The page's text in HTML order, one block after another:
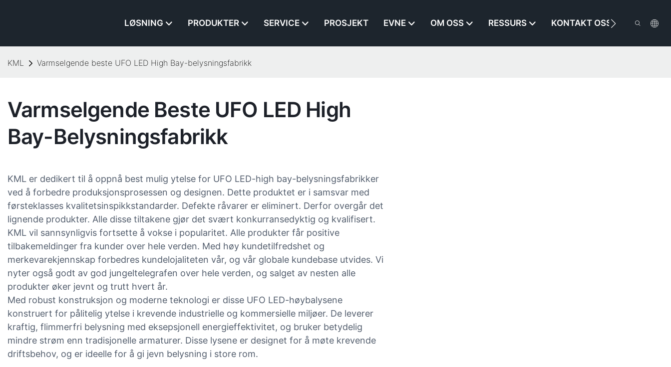
LØSNING PRODUKTER SERVICE PROSJEKT EVNE OM OSS RESSURS KONTAKT OSS
KML Varmselgende beste UFO LED High Bay-belysningsfabrikk
Varmselgende Beste UFO LED High
Bay-Belysningsfabrikk
KML er dedikert til å oppnå best mulig ytelse for UFO LED-high bay-belysningsfabrikker
ved å forbedre produksjonsprosessen og designen. Dette produktet er i samsvar med
førsteklasses kvalitetsinspikkstandarder. Defekte råvarer er eliminert. Derfor overgår det
lignende produkter. Alle disse tiltakene gjør det svært konkurransedyktig og kvalifisert.
KML vil sannsynligvis fortsette å vokse i popularitet. Alle produkter får positive
tilbakemeldinger fra kunder over hele verden. Med høy kundetilfredshet og
merkevarekjennskap forbedres kundelojaliteten vår, og vår globale kundebase utvides. Vi
nyter også godt av god jungeltelegrafen over hele verden, og salget av nesten alle
produkter øker jevnt og trutt hvert år.
Med robust konstruksjon og moderne teknologi er disse UFO LED-høybalysene
konstruert for pålitelig ytelse i krevende industrielle og kommersielle miljøer. De leverer
kraftig, flimmerfri belysning med eksepsjonell energieffektivitet, og bruker betydelig
mindre strøm enn tradisjonelle armaturer. Disse lysene er designet for å møte krevende
driftsbehov, og er ideelle for å gi jevn belysning i store rom.